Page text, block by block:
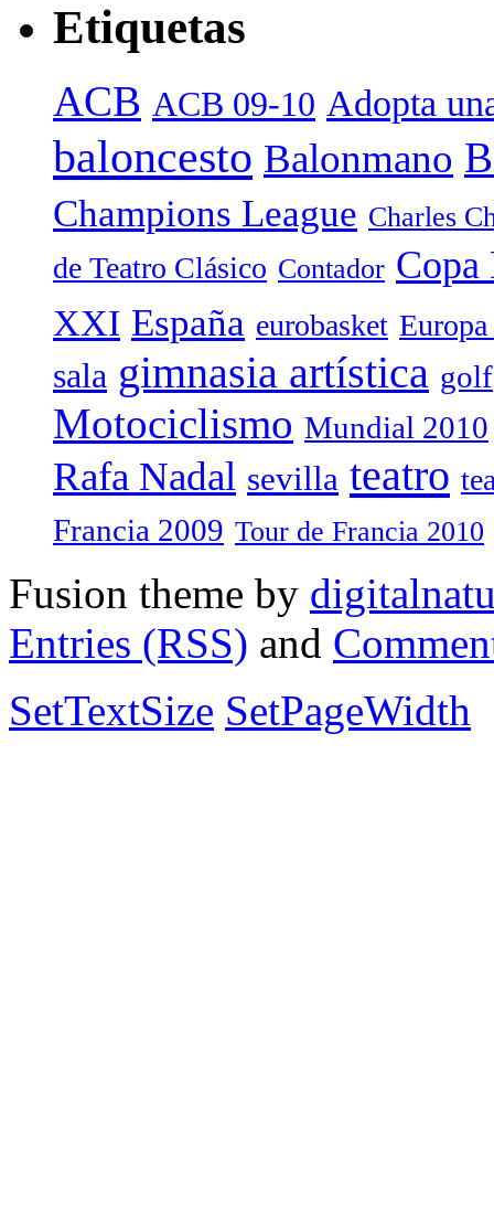
Etiquetas
ACB ACB 09-10 Adopta
baloncesto Balonmano
Champions League Charles
de Teatro Clásico Contador Copa
XXI España eurobasket
sala gimnasia artística golf
Motociclismo Mundial 2010
Rafa Nadal sevilla teatro
Francia 2009 Tour de Francia 2010
Fusion theme by
Entries (RSS) and
SetTextSize SetPageWidth